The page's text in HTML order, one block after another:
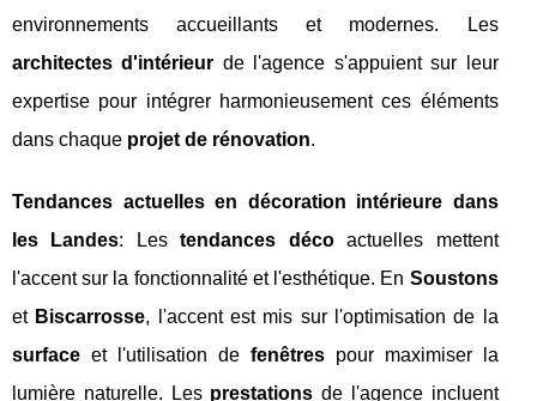
environnements accueillants et modernes. Les
architectes d'intérieur de l'agence s'appuient sur leur
expertise pour intégrer harmonieusement ces éléments
dans chaque projet de rénovation.
Tendances actuelles en décoration intérieure dans
les Landes: Lestendances décoactuelles mettent
l'accent sur la fonctionnalité et l'esthétique. En Soustons
et Biscarrosse, l'accent est mis sur l'optimisation de la
surface et l'utilisation de fenêtrespour maximiser la
lumière naturelle. Les prestations de l'agence incluent